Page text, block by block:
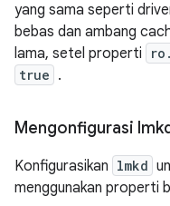
yang sama seperti
bebas dan ambang
lama, setel properti
true .
Mengonfigurasi
Konfigurasikan lmkd
menggunakan properti